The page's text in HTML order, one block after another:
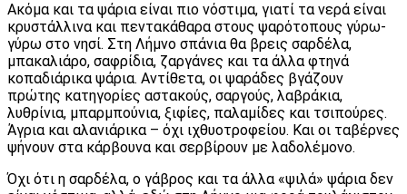
Ακόμα και τα ψάρια είναι πιο νόστιμα, γιατί τα νερά είναι
κρυστάλλινα και πεντακάθαρα στους ψαρότοπους γύρω-
γύρω στο νησί. Στη Λήμνο σπάνια θα βρεις σαρδέλα,
μπακαλιάρο, σαφρίδια, ζαργάνες και τα άλλα φτηνά
κοπαδιάρικα ψάρια. Αντίθετα, οι ψαράδες βγάζουν
πρώτης κατηγορίες αστακούς, σαργούς, λαβράκια,
λυθρίνια, μπαρμπούνια, ξιφίες, παλαμίδες και τσιπούρες.
Άγρια και αλανιάρικα – όχι ιχθυοτροφείου. Και οι ταβέρνες
ψήνουν στα κάρβουνα και σερβίρουν με λαδολέμονο.
Όχι ότι η σαρδέλα, ο γάβρος και τα άλλα «ψιλά» ψάρια δεν